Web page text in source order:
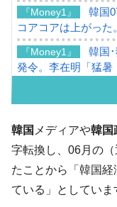
『Money1』
韓国
コアコアは上がった。
『Money1』
韓国
発令。李在明「猛暑
07月販売台数は去
た。『起亜』は9台だ
『Money1』
韓国
落！
韓国
韓国 メディアや韓国
字転換し、06月の
たことから「韓国
ている」としていま